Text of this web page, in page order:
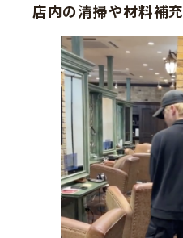
店内の清掃や材料補充